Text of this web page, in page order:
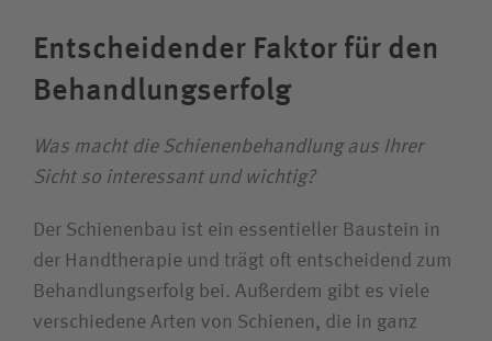
Entscheidender Faktor für den
Behandlungserfolg
Was macht die Schienenbehandlung aus Ihrer
Sicht so interessant und wichtig?
Der Schienenbau ist ein essentieller Baustein in
der Handtherapie und trägt oft entscheidend zum
Behandlungserfolg bei. Außerdem gibt es viele
verschiedene Arten von Schienen, die in ganz